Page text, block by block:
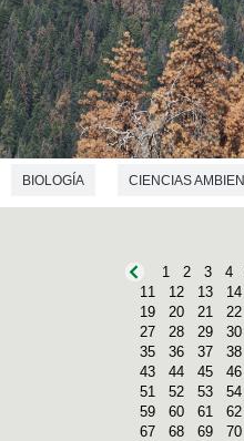
BIOLOGÍA CIENCIAS
1 2 3 4
11
12 13 14
19
20 21 22
27
28 29 30
35
36 37 38
43
44 45 46
51
52 53 54
59
60 61 62
67
68 69 70